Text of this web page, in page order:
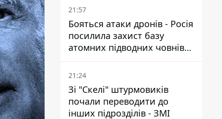
21:57
Бояться атаки дронів - Росія
посилила захист базу
атомних підводних човнів
за 7400 км від України
21:24
Зі "Скелі" штурмовиків
почали переводити до
інших підрозділів - ЗМІ